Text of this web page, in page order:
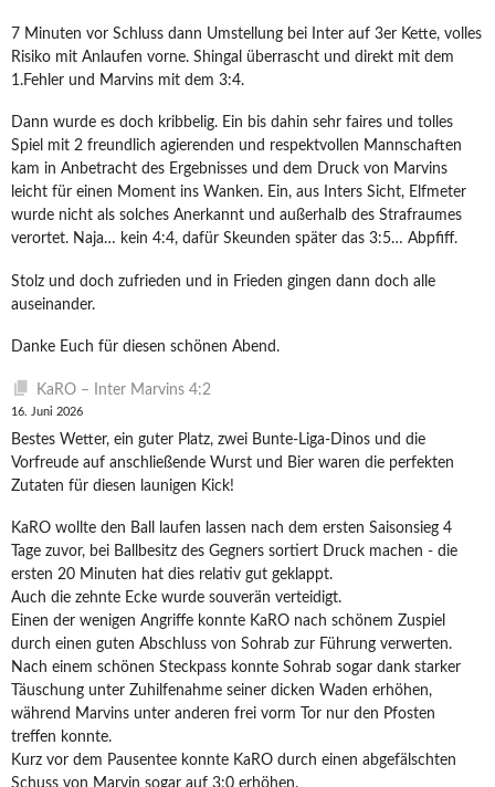
7 Minuten vor Schluss dann Umstellung bei Inter auf 3er Kette, volles
Risiko mit Anlaufen vorne. Shingal überrascht und direkt mit dem
1.Fehler und Marvins mit dem 3:4.
Dann wurde es doch kribbelig. Ein bis dahin sehr faires und tolles
Spiel mit 2 freundlich agierenden und respektvollen Mannschaften
kam in Anbetracht des Ergebnisses und dem Druck von Marvins
leicht für einen Moment ins Wanken. Ein, aus Inters Sicht, Elfmeter
wurde nicht als solches Anerkannt und außerhalb des Strafraumes
verortet. Naja… kein 4:4, dafür Skeunden später das 3:5… Abpfiff.
Stolz und doch zufrieden und in Frieden gingen dann doch alle
auseinander.
Danke Euch für diesen schönen Abend.
KaRO – Inter Marvins 4:2
16. Juni 2026
Bestes Wetter, ein guter Platz, zwei Bunte-Liga-Dinos und die
Vorfreude auf anschließende Wurst und Bier waren die perfekten
Zutaten für diesen launigen Kick!
KaRO wollte den Ball laufen lassen nach dem ersten Saisonsieg 4
Tage zuvor, bei Ballbesitz des Gegners sortiert Druck machen - die
ersten 20 Minuten hat dies relativ gut geklappt.
Auch die zehnte Ecke wurde souverän verteidigt.
Einen der wenigen Angriffe konnte KaRO nach schönem Zuspiel
durch einen guten Abschluss von Sohrab zur Führung verwerten.
Nach einem schönen Steckpass konnte Sohrab sogar dank starker
Täuschung unter Zuhilfenahme seiner dicken Waden erhöhen,
während Marvins unter anderen frei vorm Tor nur den Pfosten
treffen konnte.
Kurz vor dem Pausentee konnte KaRO durch einen abgefälschten
Schuss von Marvin sogar auf 3:0 erhöhen.